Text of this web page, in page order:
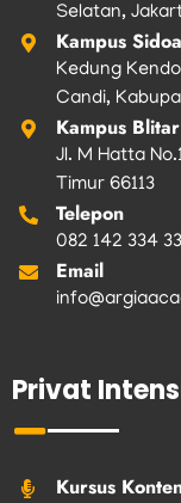
Selatan,
Kampus
Kedung
Candi,
Kampus Blitar
Jl. M Hatta
Timur 66113
Telepon
082 142 334
Email
Privat
Kursus